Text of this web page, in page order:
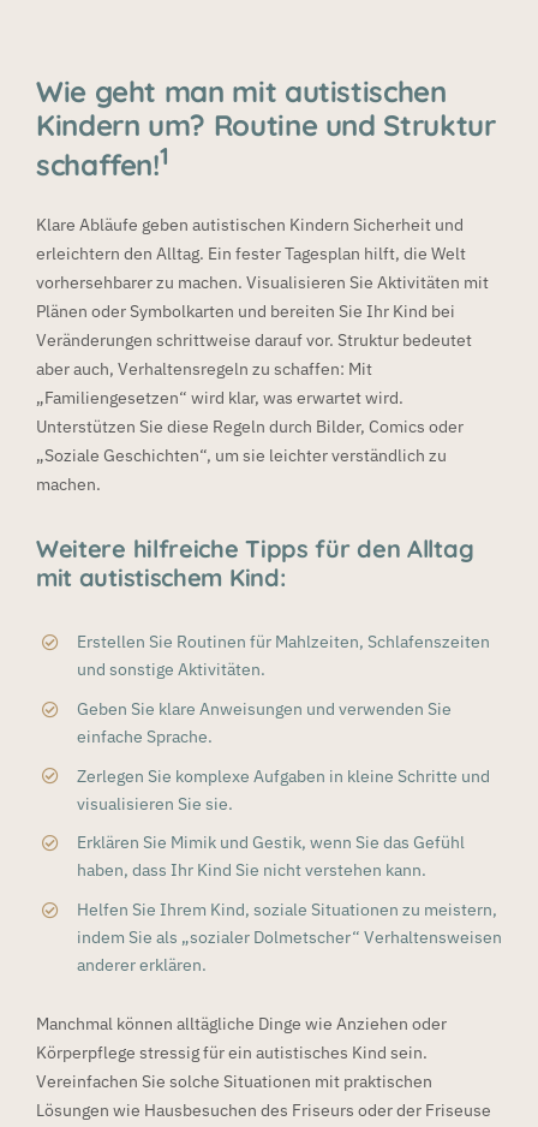
Wie geht man mit autistischen
Kindern um? Routine und Struktur
schaffen!1
Klare Abläufe geben autistischen Kindern Sicherheit und
erleichtern den Alltag. Ein fester Tagesplan hilft, die Welt
vorhersehbarer zu machen. Visualisieren Sie Aktivitäten mit
Plänen oder Symbolkarten und bereiten Sie Ihr Kind bei
Veränderungen schrittweise darauf vor. Struktur bedeutet
aber auch, Verhaltensregeln zu schaffen: Mit
„Familiengesetzen“ wird klar, was erwartet wird.
Unterstützen Sie diese Regeln durch Bilder, Comics oder
„Soziale Geschichten“, um sie leichter verständlich zu
machen.
Weitere hilfreiche Tipps für den Alltag
mit autistischem Kind:
Erstellen Sie Routinen für Mahlzeiten, Schlafenszeiten
und sonstige Aktivitäten.
Geben Sie klare Anweisungen und verwenden Sie
einfache Sprache.
Zerlegen Sie komplexe Aufgaben in kleine Schritte und
visualisieren Sie sie.
Erklären Sie Mimik und Gestik, wenn Sie das Gefühl
haben, dass Ihr Kind Sie nicht verstehen kann.
Helfen Sie Ihrem Kind, soziale Situationen zu meistern,
indem Sie als „sozialer Dolmetscher“ Verhaltensweisen
anderer erklären.
Manchmal können alltägliche Dinge wie Anziehen oder
Körperpflege stressig für ein autistisches Kind sein.
Vereinfachen Sie solche Situationen mit praktischen
Lösungen wie Hausbesuchen des Friseurs oder der Friseuse